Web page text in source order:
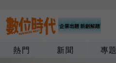
熱門 新聞 專題